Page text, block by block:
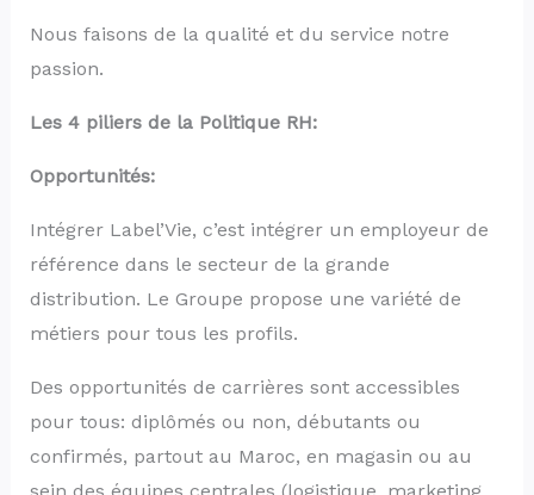
Nous faisons de la qualité et du service notre
passion.
Les 4 piliers de la Politique RH:
Opportunités:
Intégrer Label’Vie, c’est intégrer un employeur de
référence dans le secteur de la grande
distribution. Le Groupe propose une variété de
métiers pour tous les profils.
Des opportunités de carrières sont accessibles
pour tous: diplômés ou non, débutants ou
confirmés, partout au Maroc, en magasin ou au